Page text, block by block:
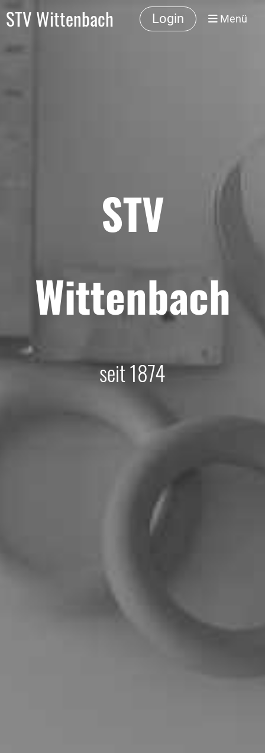
STV Wittenbach Login Menü
STV
Wittenbach
seit 1874